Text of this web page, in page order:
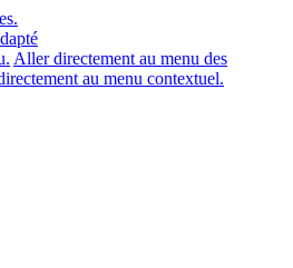
Aller directement au menu des
au menu contextuel.